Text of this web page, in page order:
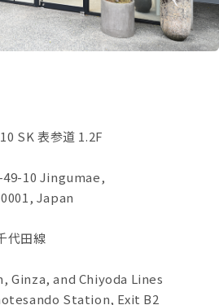
SK 表参道 1.2F
10 Jingumae,
Japan
代田線
Ginza, and Chiyoda Lines
Station, Exit B2